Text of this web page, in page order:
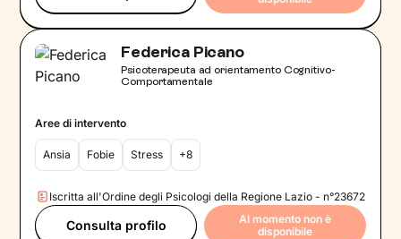
Federica Picano
Psicoterapeuta ad orientamento Cognitivo-
Comportamentale
Aree di intervento
Ansia Fobie Stress +8
Iscritta all'Ordine degli Psicologi della Regione Lazio - n°23672
Consulta profilo
Al momento non è
disponibile